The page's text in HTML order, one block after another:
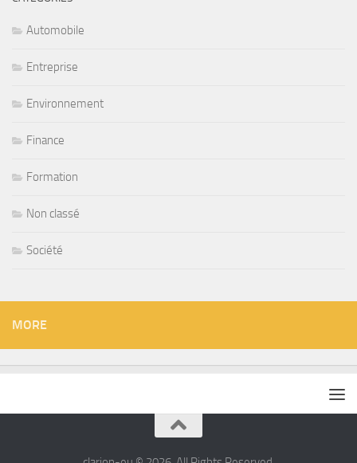
Automobile
Entreprise
Environnement
Finance
Formation
Non classé
Société
MORE